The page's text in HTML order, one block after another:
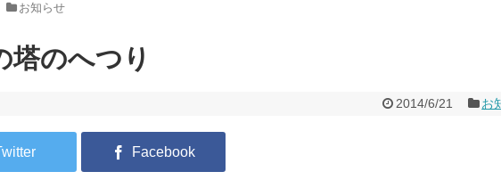
お知らせ
塔のへつり
2014/6/21 お